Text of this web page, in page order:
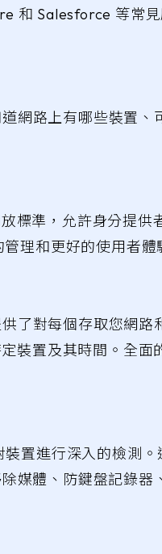
和 Salesforce 等常
網路上有哪些裝置、
標準，允許身分提供
理和更好的使用者體
了對每個存取您網路
裝置及其時間。全面
置進行深入的檢測
媒體、防鍵盤記錄器